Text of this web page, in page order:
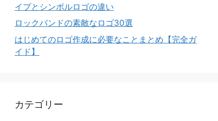
イプとシンボルロゴの違い
ロックバンドの素敵なロゴ30選
はじめてのロゴ作成に必要なことまとめ【完全ガ
イド】
カテゴリー